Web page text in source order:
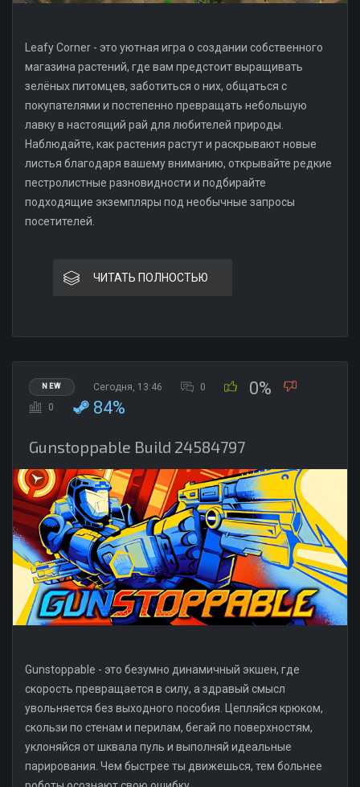
Leafy Corner - это уютная игра о создании собственного
магазина растений, где вам предстоит выращивать
зелёных питомцев, заботиться о них, общаться с
покупателями и постепенно превращать небольшую
лавку в настоящий рай для любителей природы.
Наблюдайте, как растения растут и раскрывают новые
листья благодаря вашему вниманию, открывайте редкие
пестролистные разновидности и подбирайте
подходящие экземпляры под необычные запросы
посетителей.
ЧИТАТЬ ПОЛНОСТЬЮ
NEW Сегодня, 13:46 0 0%
0 84%
Gunstoppable Build 24584797
Gunstoppable - это безумно динамичный экшен, где
скорость превращается в силу, а здравый смысл
увольняется без выходного пособия. Цепляйся крюком,
скользи по стенам и перилам, бегай по поверхностям,
уклоняйся от шквала пуль и выполняй идеальные
парирования. Чем быстрее ты движешься, тем больнее